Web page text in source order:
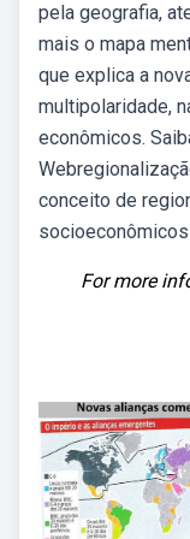
pela geografia,
mais o mapa
que explica a
multipolaridade,
econômicos.
conceito de
For more